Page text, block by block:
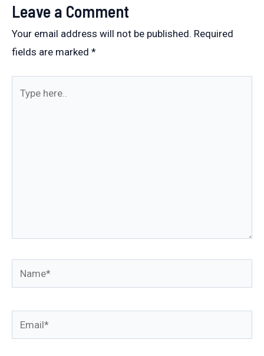
Leave a Comment
Your email address will not be published. Required
fields are marked *
Name*
Email*